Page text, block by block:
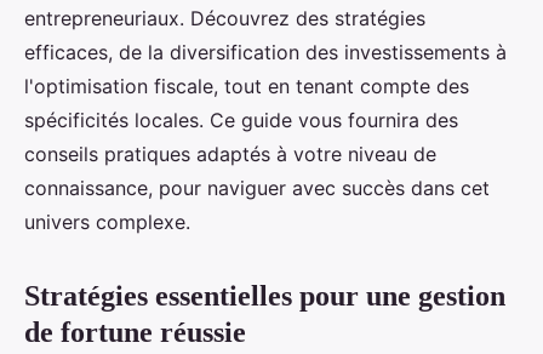
entrepreneuriaux. Découvrez des stratégies
efficaces, de la diversification des investissements à
l'optimisation fiscale, tout en tenant compte des
spécificités locales. Ce guide vous fournira des
conseils pratiques adaptés à votre niveau de
connaissance, pour naviguer avec succès dans cet
univers complexe.
Stratégies essentielles pour une gestion
de fortune réussie